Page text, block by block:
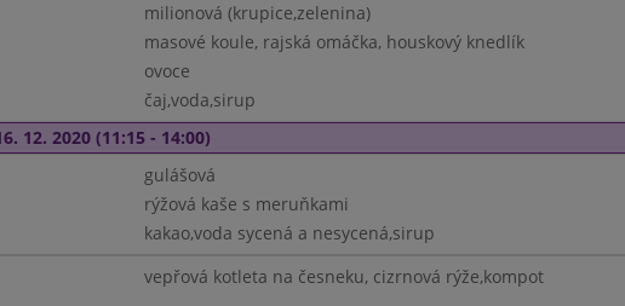
milionová (krupice,zelenina)
masové koule, rajská omáčka, houskový knedlík
ovoce
čaj,voda,sirup
12. 2020 (11:15 - 14:00)
gulášová
rýžová kaše s meruňkami
kakao,voda sycená a nesycená,sirup
vepřová kotleta na česneku, cizrnová rýže,kompot